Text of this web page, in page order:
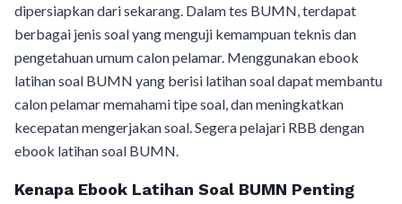
dipersiapkan dari sekarang. Dalam tes BUMN, terdapat
berbagai jenis soal yang menguji kemampuan teknis dan
pengetahuan umum calon pelamar. Menggunakan ebook
latihan soal BUMN yang berisi latihan soal dapat membantu
calon pelamar memahami tipe soal, dan meningkatkan
kecepatan mengerjakan soal. Segera pelajari RBB dengan
ebook latihan soal BUMN.
Kenapa Ebook Latihan Soal BUMN Penting